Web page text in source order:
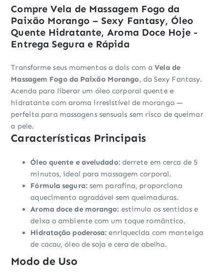
Compre Vela de Massagem Fogo da
Paixão Morango – Sexy Fantasy, Óleo
Quente Hidratante, Aroma Doce Hoje -
Entrega Segura e Rápida
Transforme seus momentos a dois com aVela de
Massagem Fogo da Paixão Morango, da Sexy Fantasy.
Acenda para liberar um óleo corporal quente e
hidratante com aroma irresistível de morango —
perfeita para massagens sensuais sem risco de queimar
a pele.
Características Principais
Óleo quente e aveludado:derrete em cerca de 5
minutos, ideal para massagem corporal.
Fórmula segura:sem parafina, proporciona
aquecimento agradável sem queimaduras.
Aroma doce de morango: estimula os sentidos e
deixa o ambiente com um toque romântico.
Hidratação poderosa: enriquecida com manteiga
de cacau, óleo de soja e cera de abelha.
Modo de Uso